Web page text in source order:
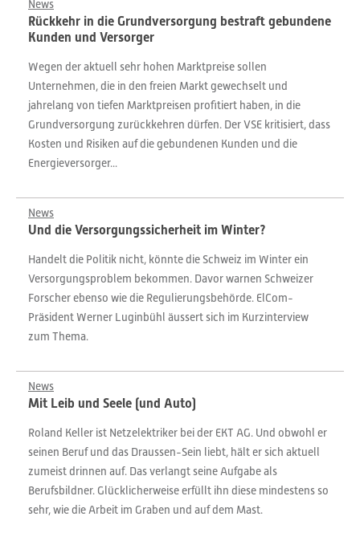
News
Rückkehr in die Grundversorgung bestraft gebundene
Kunden und Versorger
Wegen der aktuell sehr hohen Marktpreise sollen
Unternehmen, die in den freien Markt gewechselt und
jahrelang von tiefen Marktpreisen profitiert haben, in die
Grundversorgung zurückkehren dürfen. Der VSE kritisiert, dass
Kosten und Risiken auf die gebundenen Kunden und die
Energieversorger...
News
Und die Versorgungssicherheit im Winter?
Handelt die Politik nicht, könnte die Schweiz im Winter ein
Versorgungsproblem bekommen. Davor warnen Schweizer
Forscher ebenso wie die Regulierungsbehörde. ElCom-
Präsident Werner Luginbühl äussert sich im Kurzinterview
zum Thema.
News
Mit Leib und Seele (und Auto)
Roland Keller ist Netzelektriker bei der EKT AG. Und obwohl er
seinen Beruf und das Draussen-Sein liebt, hält er sich aktuell
zumeist drinnen auf. Das verlangt seine Aufgabe als
Berufsbildner. Glücklicherweise erfüllt ihn diese mindestens so
sehr, wie die Arbeit im Graben und auf dem Mast.